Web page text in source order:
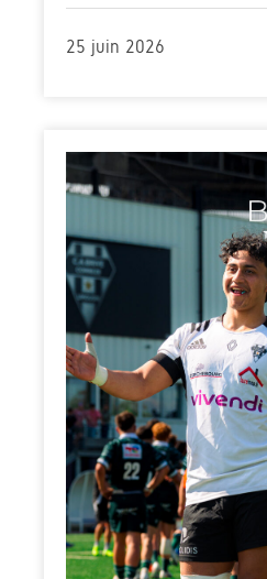
25 juin 2026